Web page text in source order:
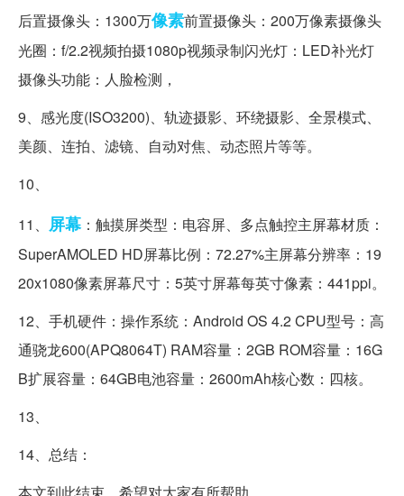
后置摄像头：1300万像素前置摄像头：200万像素摄像头
光圈：f/2.2视频拍摄1080p视频录制闪光灯：LED补光灯
摄像头功能：人脸检测，
9、感光度(ISO3200)、轨迹摄影、环绕摄影、全景模式、
美颜、连拍、滤镜、自动对焦、动态照片等等。
10、
11、 屏幕：触摸屏类型：电容屏、多点触控主屏幕材质：
SuperAMOLED HD屏幕比例：72.27%主屏幕分辨率：19
20x1080像素屏幕尺寸：5英寸屏幕每英寸像素：441ppi。
12、手机硬件：操作系统：Android OS 4.2 CPU型号：高
通骁龙600(APQ8064T) RAM容量：2GB ROM容量：16G
B扩展容量：64GB电池容量：2600mAh核心数：四核。
13、
14、总结：
本文到此结束，希望对大家有所帮助。